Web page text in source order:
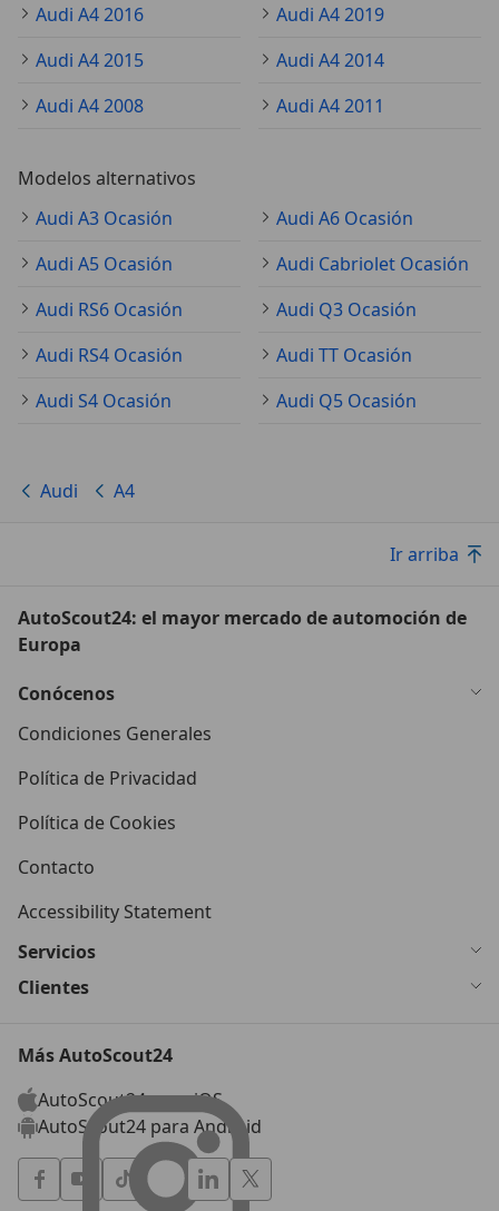
Audi A4 2016
Audi A4 2019
Audi A4 2015
Audi A4 2014
Audi A4 2008
Audi A4 2011
Modelos alternativos
Audi A3 Ocasión
Audi A6 Ocasión
Audi A5 Ocasión
Audi Cabriolet Ocasión
Audi RS6 Ocasión
Audi Q3 Ocasión
Audi RS4 Ocasión
Audi TT Ocasión
Audi S4 Ocasión
Audi Q5 Ocasión
Audi A4
Ir arriba
AutoScout24: el mayor mercado de automoción de
Europa
Conócenos
Condiciones Generales
Política de Privacidad
Política de Cookies
Contacto
Accessibility Statement
Servicios
Clientes
Más AutoScout24
AutoScout24 para iOS
AutoScout24 para Android